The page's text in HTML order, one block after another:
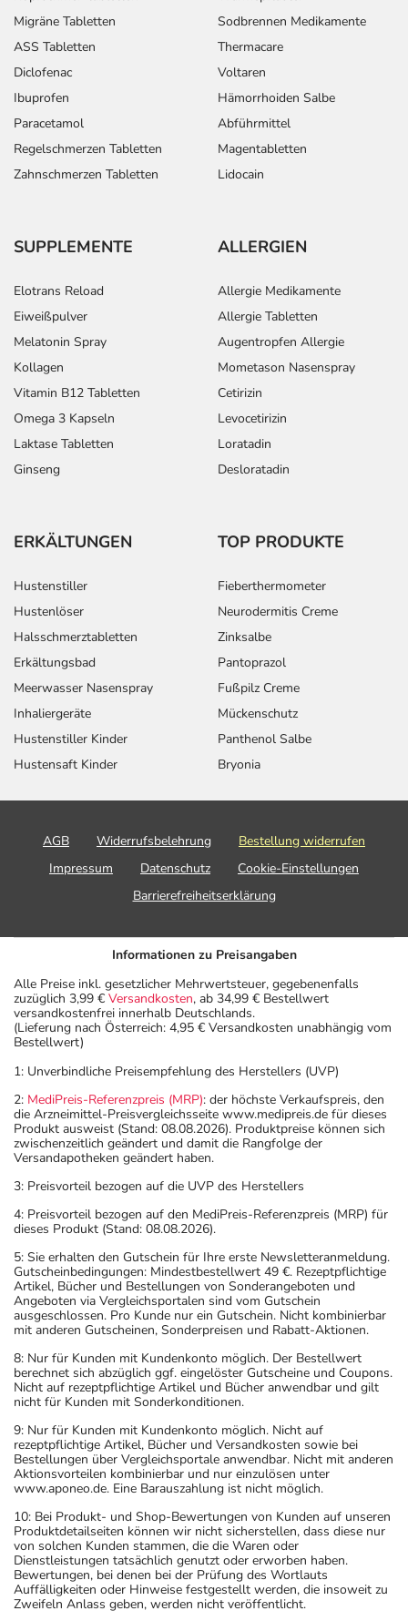
- Anstieg der Blutfettwerte (Cholesterin)
- Veränderung des Blutbildes, wie:
- Eosinophilie (erhöhte Anzahl an bestimmten weißen
Blutkörperchen)
- Leukopenie (Verminderung der Anzahl der weißen
Blutkörperchen), erste Anzeichen können Halsschmerzen
oder Fieber sein: Wenden Sie sich bei Auftreten solcher
Anzeichen sofort an Ihren Arzt.
- Wassereinlagerungen (Ödeme)
Geschlechtsverkehr)
- Rücken- und Muskelschmerzen
- Gelenkschmerzen
- Muskelschwäche
- Muskelkrämpfe, vor allem Wadenkrämpfe
- Allergische Reaktionen, wie z.B.:
- Heuschnupfen
- Allgemeine Schwäche
Bemerken Sie eine Befindlichkeitsstörung oder
Nebenwirkungen berücksichtigt, die bei mindestens
Dosierung
Text Einzeldosis
Abhängig von
Ihrer
dem Stadium
Ihrem Arzt in
der Regel
1 Tablette
Anwendungshinweise
Die Gesamtdosis sollte nicht ohne Rücksprache mit
einem Arzt oder Apotheker überschritten werden.
Art der Anwendung?
(z.B. 1 Glas Wasser) ein.
Dauer der Anwendung?
Beschwerde und/oder Dauer der Erkrankung und wird
deshalb nur von Ihrem Arzt bestimmt.
Überdosierung?
Bei einer Überdosierung kann es unter anderem zu
Unruhe, Erregung und Schlaflosigkeit kommen. Setzen
Sie sich bei dem Verdacht auf eine Überdosierung
Einnahme vergessen?
Zeitpunkt ganz normal (also nicht mit der doppelten
Menge) fort.
Generell gilt: Achten Sie vor allem bei Säuglingen,
Kleinkindern und älteren Menschen auf eine
gewissenhafte Dosierung. Im Zweifelsfalle fragen Sie
Ihren Arzt oder Apotheker nach etwaigen Auswirkungen
oder Vorsichtsmaßnahmen.
Migräne Tabletten
ASS Tabletten
Diclofenac
Ibuprofen
Paracetamol
Regelschmerzen Tabletten
Zahnschmerzen Tabletten
Sodbrennen Medikamente
Thermacare
Voltaren
Hämorrhoiden Salbe
Abführmittel
Magentabletten
Lidocain
SUPPLEMENTE
Elotrans Reload
Eiweißpulver
Melatonin Spray
Kollagen
Vitamin B12 Tabletten
Omega 3 Kapseln
Laktase Tabletten
Ginseng
ALLERGIEN
Allergie Medikamente
Allergie Tabletten
Augentropfen Allergie
Mometason Nasenspray
Cetirizin
Levocetirizin
Loratadin
Desloratadin
ERKÄLTUNGEN
Hustenstiller
Hustenlöser
Halsschmerztabletten
Erkältungsbad
Meerwasser Nasenspray
Inhaliergeräte
Hustenstiller Kinder
Hustensaft Kinder
TOP PRODUKTE
Fieberthermometer
Neurodermitis Creme
Zinksalbe
Pantoprazol
Fußpilz Creme
Mückenschutz
Panthenol Salbe
Bryonia
AGB Widerrufsbelehrung
Bestellung widerrufen
Impressum
Datenschutz
Cookie-Einstellungen
Barrierefreiheitserklärung
Informationen zu Preisangaben
Alle Preise inkl. gesetzlicher Mehrwertsteuer, gegebenenfalls
zuzüglich 3,99 € Versandkosten, ab 34,99 € Bestellwert
versandkostenfrei innerhalb Deutschlands.
(Lieferung nach Österreich: 4,95 € Versandkosten unabhängig vom
Bestellwert)
1: Unverbindliche Preisempfehlung des Herstellers (UVP)
2: MediPreis-Referenzpreis (MRP): der höchste Verkaufspreis, den
die Arzneimittel-Preisvergleichsseite www.medipreis.de für dieses
Produkt ausweist (Stand: 08.08.2026). Produktpreise können sich
zwischenzeitlich geändert und damit die Rangfolge der
Versandapotheken geändert haben.
3: Preisvorteil bezogen auf die UVP des Herstellers
4: Preisvorteil bezogen auf den MediPreis-Referenzpreis (MRP) für
dieses Produkt (Stand: 08.08.2026).
5: Sie erhalten den Gutschein für Ihre erste Newsletteranmeldung.
Gutscheinbedingungen: Mindestbestellwert 49 €. Rezeptpflichtige
Artikel, Bücher und Bestellungen von Sonderangeboten und
Angeboten via Vergleichsportalen sind vom Gutschein
ausgeschlossen. Pro Kunde nur ein Gutschein. Nicht kombinierbar
mit anderen Gutscheinen, Sonderpreisen und Rabatt-Aktionen.
8: Nur für Kunden mit Kundenkonto möglich. Der Bestellwert
berechnet sich abzüglich ggf. eingelöster Gutscheine und Coupons.
Nicht auf rezeptpflichtige Artikel und Bücher anwendbar und gilt
nicht für Kunden mit Sonderkonditionen.
9: Nur für Kunden mit Kundenkonto möglich. Nicht auf
rezeptpflichtige Artikel, Bücher und Versandkosten sowie bei
Bestellungen über Vergleichsportale anwendbar. Nicht mit anderen
Aktionsvorteilen kombinierbar und nur einzulösen unter
www.aponeo.de. Eine Barauszahlung ist nicht möglich.
10: Bei Produkt- und Shop-Bewertungen von Kunden auf unseren
Produktdetailseiten können wir nicht sicherstellen, dass diese nur
von solchen Kunden stammen, die die Waren oder
Dienstleistungen tatsächlich genutzt oder erworben haben.
Bewertungen, bei denen bei der Prüfung des Wortlauts
Auffälligkeiten oder Hinweise festgestellt werden, die insoweit zu
Zweifeln Anlass geben, werden nicht veröffentlicht.